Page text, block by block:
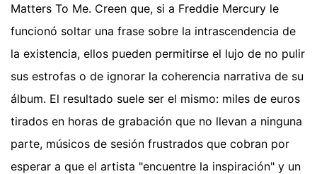
Matters To Me. Creen que, si a Freddie Mercury le
funcionó soltar una frase sobre la intrascendencia de
la existencia, ellos pueden permitirse el lujo de no pulir
sus estrofas o de ignorar la coherencia narrativa de su
álbum. El resultado suele ser el mismo: miles de euros
tirados en horas de grabación que no llevan a ninguna
parte, músicos de sesión frustrados que cobran por
esperar a que el artista "encuentre la inspiración" y un